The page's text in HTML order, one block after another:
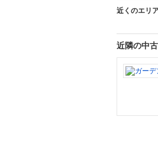
近くのエリ
近隣の中